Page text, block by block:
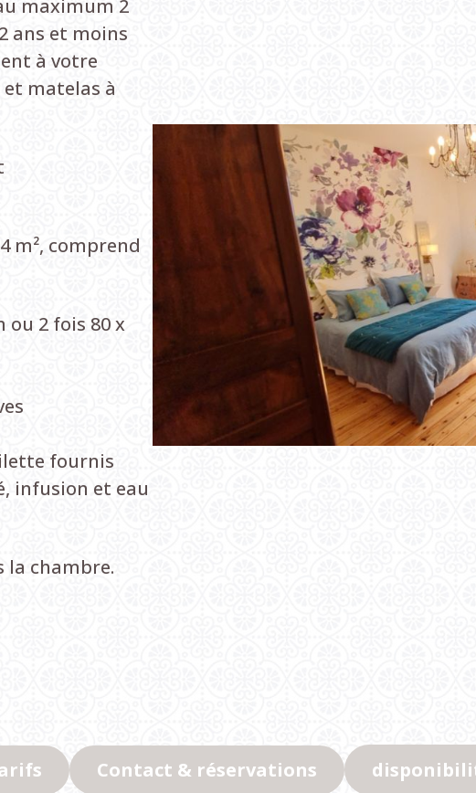
maximum 2
ans et moins
à votre
matelas à
m², comprend
ou 2 fois 80 x
fournis
infusion et eau
la chambre.
Contact & réservations